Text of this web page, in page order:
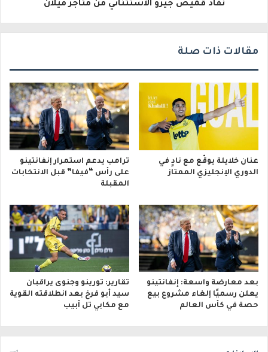
نفاد قميص جيرو الاستثنائي من متاجر ميلان
مقالات ذات صلة
عنان خلايلة يوقّع مع نادٍ في
الدوري الإنجليزي الممتاز
ترامب يدعم استمرار إنفانتينو
على رأس “فيفا” قبل الانتخابات
المقبلة
بعد معارضة واسعة: إنفانتينو
يعلن رسميًا إلغاء مشروع بيع
حصة في كأس العالم
تقارير: تورينو وجنوى يراقبان
سيد أبو فرخ بعد انطلاقته القوية
مع مكابي تل أبيب